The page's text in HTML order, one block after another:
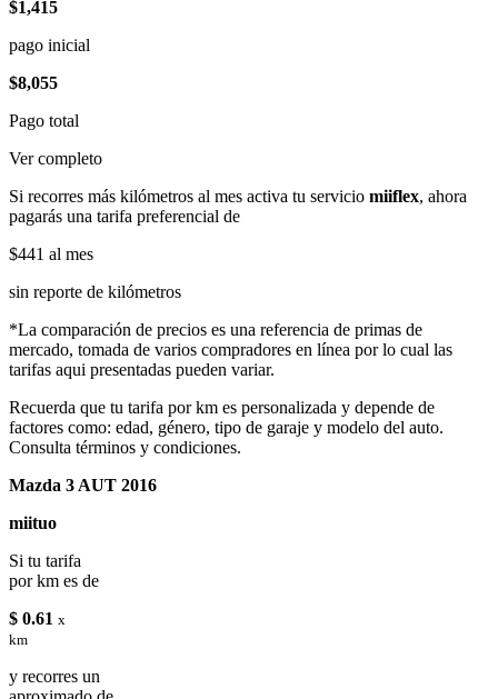
$1,415
pago inicial
$8,055
Pago total
Ver completo
Si recorres más kilómetros al mes activa tu servicio miiflex, ahora
pagarás una tarifa preferencial de
$441 al mes
sin reporte de kilómetros
*La comparación de precios es una referencia de primas de
mercado, tomada de varios compradores en línea por lo cual las
tarifas aqui presentadas pueden variar.
Recuerda que tu tarifa por km es personalizada y depende de
factores como: edad, género, tipo de garaje y modelo del auto.
Consulta términos y condiciones.
Mazda 3 AUT 2016
miituo
Si tu tarifa
por km es de
$ 0.61 x
km
y recorres un